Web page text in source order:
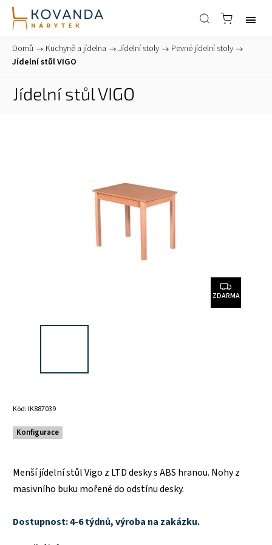
Domů / Kuchyně a jídelna / Jídelní stoly / Pevné jídelní stoly /
Jídelní stůl VIGO
Jídelní stůl VIGO
ZDARMA
Kód:IK887039
Konfigurace
Menší jídelní stůl Vigo z LTD desky s ABS hranou. Nohy z
masivního buku mořené do odstínu desky.
Dostupnost: 4-6 týdnů, výroba na zakázku.